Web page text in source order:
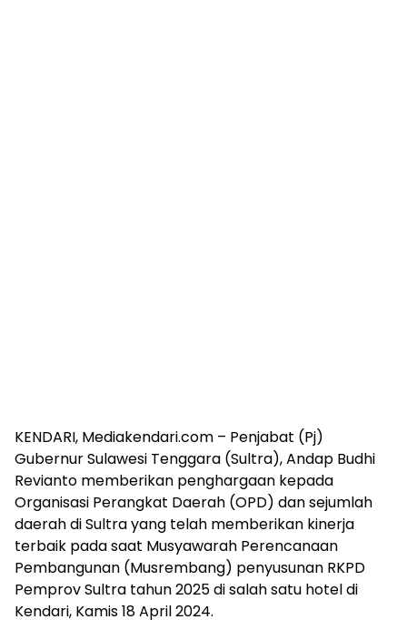
KENDARI, Mediakendari.com – Penjabat (Pj)
Gubernur Sulawesi Tenggara (Sultra), Andap Budhi
Revianto memberikan penghargaan kepada
Organisasi Perangkat Daerah (OPD) dan sejumlah
daerah di Sultra yang telah memberikan kinerja
terbaik pada saat Musyawarah Perencanaan
Pembangunan (Musrembang) penyusunan RKPD
Pemprov Sultra tahun 2025 di salah satu hotel di
Kendari, Kamis 18 April 2024.